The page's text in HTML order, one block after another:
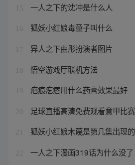
15 一人之下的沈冲是什么人
16 狐妖小红娘毒童子叫什么
17 异人之下曲彤扮演者图片
18 悟空游戏厅联机方法
19 疤痕疙瘩用什么药膏效果最好
20 足球直播高清免费观看意甲比赛
21 狐妖小红娘木蔑是第几集出现的
22 一人之下漫画319话为什么没了